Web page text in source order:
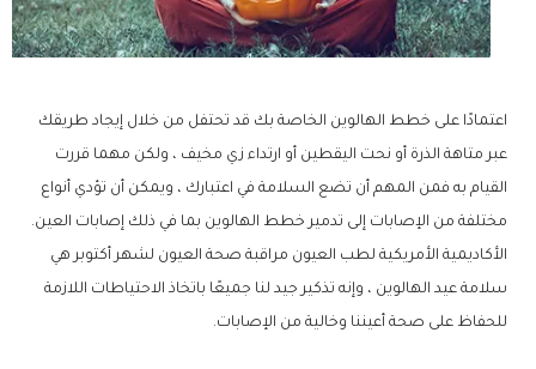
اعتمادًا على خطط الهالوين الخاصة بك قد تحتفل من خلال إيجاد طريقك
عبر متاهة الذرة أو نحت اليقطين أو ارتداء زي مخيف ، ولكن مهما قررت
القيام به فمن المهم أن تضع السلامة في اعتبارك ، ويمكن أن تؤدي أنواع
مختلفة من الإصابات إلى تدمير خطط الهالوين بما في ذلك إصابات العين.
الأكاديمية الأمريكية لطب العيون مراقبة صحة العيون لشهر أكتوبر هي
سلامة عيد الهالوين ، وإنه تذكير جيد لنا جميعًا باتخاذ الاحتياطات اللازمة
للحفاظ على صحة أعيننا وخالية من الإصابات.